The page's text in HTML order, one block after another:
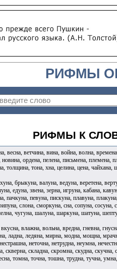
РИФМЫ
РИФМЫ К
весна, ветчина, вина, война, волна,
ордена, пелена, письмена, племена,
толщина, тона, хна, целина, цена,
брыкуна, валуна, ведуна, веретена,
едуна, звена, зерна, игруна, кабана,
пачкуна, певуна, пискуна, плавуна,
слона, сморкуна, сна, сопуна,
чугуна, шалуна, шаркуна, шатуна,
влажна, вольна, вредна, гневна,
ладна, ледяна, мирна, модна, мощна,
неточна, нетрудна, неумна,
складна, скромна, скудна,
томна, точна, тошна, трудна, тучна,